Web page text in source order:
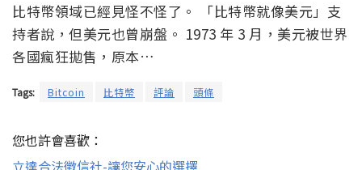
比特幣領域已經見怪不怪了。 「比特幣就像美元」支
持者說，但美元也曾崩盤。 1973 年 3 月，美元被世界
各國瘋狂拋售，原本…
Tags: Bitcoin 比特幣 評論 頭條
您也許會喜歡：